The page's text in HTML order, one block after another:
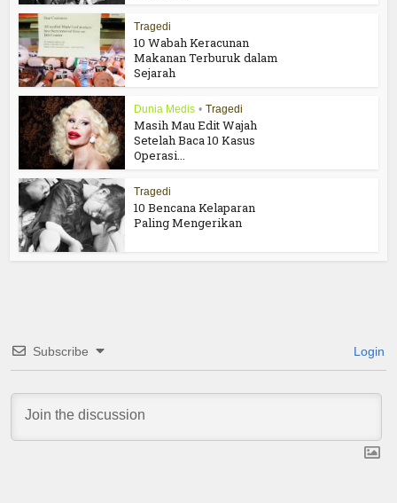
Tragedi
10 Wabah Keracunan
Makanan Terburuk dalam
Sejarah
Dunia Medis • Tragedi
Masih Mau Edit Wajah
Setelah Baca 10 Kasus
Operasi...
Tragedi
10 Bencana Kelaparan
Paling Mengerikan
Subscribe Login